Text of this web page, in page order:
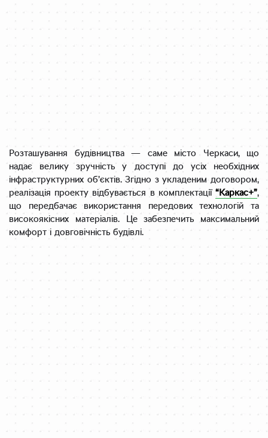
Розташування будівництва — саме місто Черкаси, що
надає велику зручність у доступі до усіх необхідних
інфраструктурних об’єктів. Згідно з укладеним договором,
реалізація проекту відбувається в комплектації “Каркас+”,
що передбачає використання передових технологій та
високоякісних матеріалів. Це забезпечить максимальний
комфорт і довговічність будівлі.